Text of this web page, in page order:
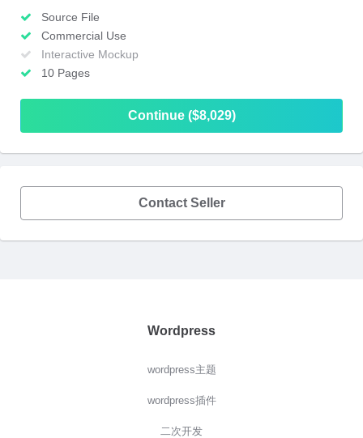
Source File
Commercial Use
Interactive Mockup
10 Pages
Continue ($8,029)
Contact Seller
Wordpress
wordpress主题
wordpress插件
二次开发